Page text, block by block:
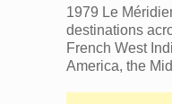
1979 Le
destinations
French West
America, the